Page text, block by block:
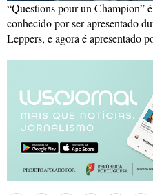
“Questions pour un Champion”
conhecido por ser apresentado
Leppers, e agora é apresentado